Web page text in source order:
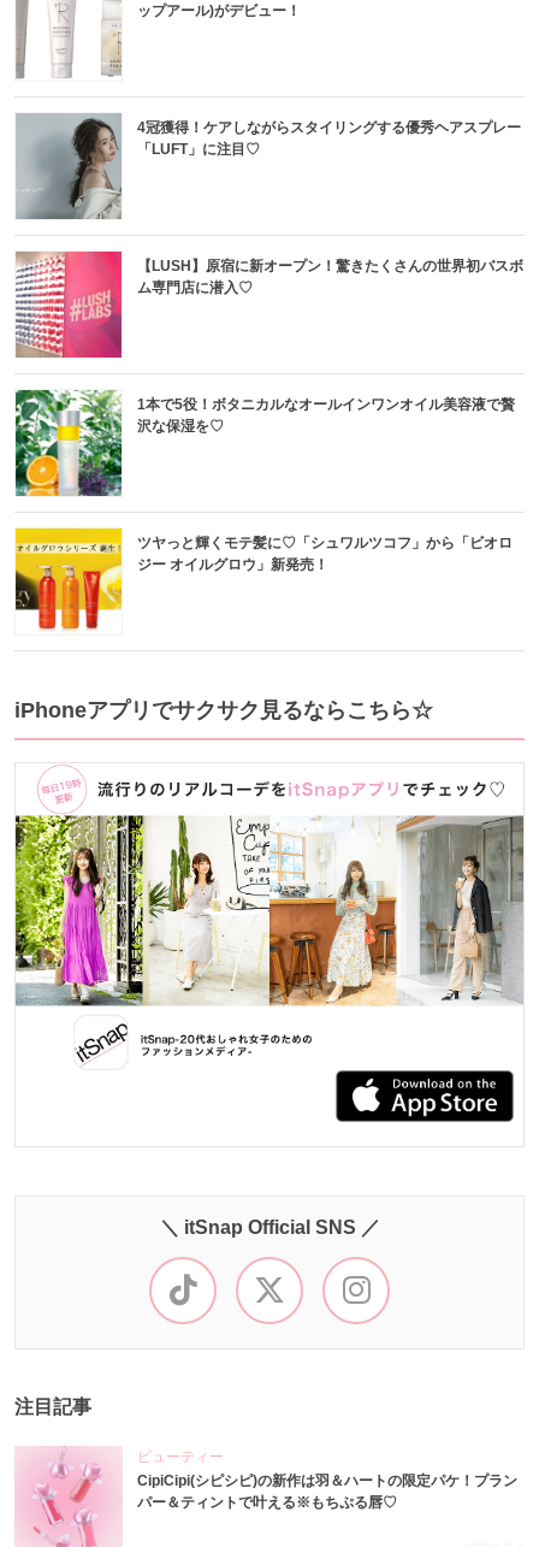
ップアール)がデビュー！
4冠獲得！ケアしながらスタイリングする優秀ヘアスプレー
「LUFT」に注目♡
【LUSH】原宿に新オープン！驚きたくさんの世界初バスボ
ム専門店に潜入♡
1本で5役！ボタニカルなオールインワンオイル美容液で贅
沢な保湿を♡
ツヤっと輝くモテ髪に♡「シュワルツコフ」から「ビオロ
ジー オイルグロウ」新発売！
iPhoneアプリでサクサク見るならこちら☆
＼ itSnap Official SNS ／
注目記事
ビューティー
CipiCipi(シピシピ)の新作は羽＆ハートの限定パケ！プラン
パー＆ティントで叶える※もちぷる唇♡